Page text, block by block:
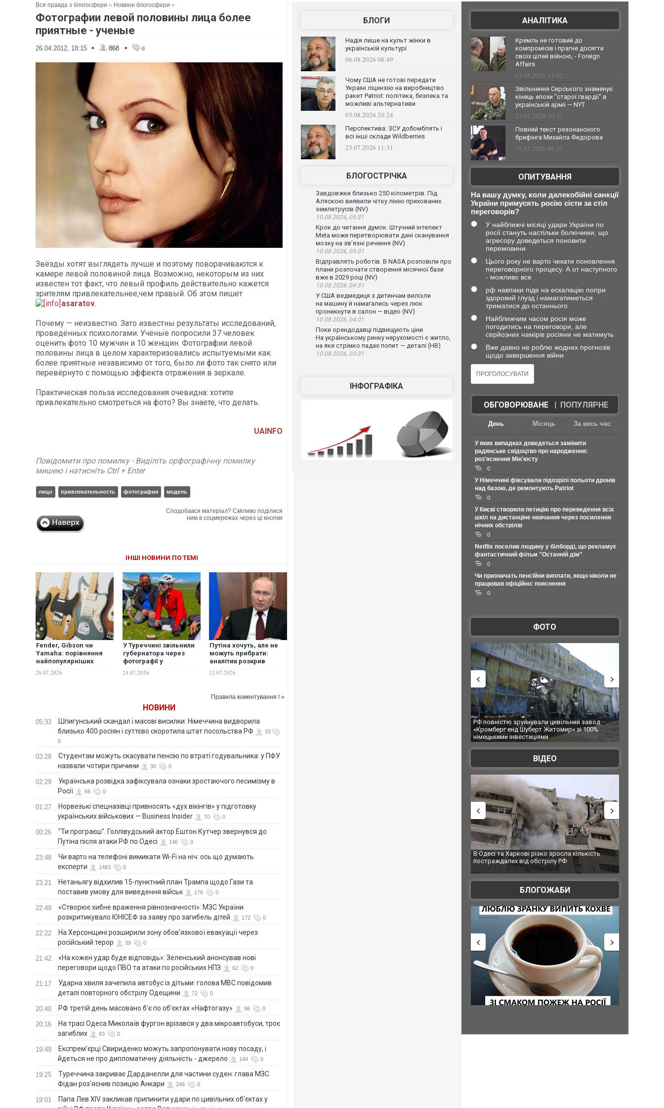
Вся правда з блогосфери » Новини блогосфери »
Фотографии левой половины лица более
приятные - ученые
26.04.2012, 18:15 • 868 • 0
Звёзды хотят выглядеть лучше и поэтому поворачиваются к
камере левой половиной лица. Возможно, некоторым из них
известен тот факт, что левый профиль действительно кажется
зрителям привлекательнее,чем правый. Об этом пишет
asaratov.
Почему — неизвестно. Зато известны результаты исследований,
проведённых психологами. Учёные попросили 37 человек
оценить фото 10 мужчин и 10 женщин. Фотографии левой
половины лица в целом характеризовались испытуемыми как
более приятные независимо от того, было ли фото так снято или
перевёрнуто с помощью эффекта отражения в зеркале.
Практическая польза исследования очевидна: хотите
привлекательно смотреться на фото? Вы знаете, что делать.
UAINFO
Повідомити про помилку - Виділіть орфографічну помилку
мишею і натисніть Ctrl + Enter
лицо привлекательность фотография модель
Сподобався матеріал? Сміливо поділися
ним в соцмережах через ці кнопки
ІНШІ НОВИНИ ПО ТЕМІ
Fender, Gibson чи
Yamaha: порівняння
найпопулярніших
гітарних брендів
28.07.2026
У Туреччині звільнили
губернатора через
фотографії у
велосипедних лосинах
24.07.2026
Путіна хочуть, але не
можуть прибрати:
аналітик розкрив
приховані процеси в
Кремлі
12.07.2026
Правила коментування ! »
НОВИНИ
05:33
Шпигунський скандал і масові висилки: Німеччина видворила
близько 400 росіян і суттєво скоротила штат посольства РФ
33
0
03:28
Студентам можуть скасувати пенсію по втраті годувальника: у ПФУ
назвали чотири причини
30 0
02:29
Українська розвідка зафіксувала ознаки зростаючого песимізму в
Росії
66 0
01:27
Норвезькі спецназівці привносять «дух вікінгів» у підготовку
українських військових — Business Insider
70 0
00:26
"Ти програєш". Голлівудський актор Ештон Кутчер звернувся до
Путіна після атаки РФ по Одесі
146 0
23:48
Чи варто на телефонi вимикати Wi-Fi на ніч: ось що думають
експерти
1483 0
23:21
Нетаньягу відхилив 15-пунктний план Трампа щодо Гази та
поставив умову для виведення військ
176 0
22:49
«Створює хибне враження рівнозначності»: МЗС України
розкритикувало ЮНІСЕФ за заяву про загибель дітей
172 0
22:22
На Херсонщині розширили зону обов’язкової евакуації через
російський терор
39 0
21:42
«На кожен удар буде відповідь»: Зеленський анонсував нові
переговори щодо ПВО та атаки по російських НПЗ
62 0
21:17
Ударна хвиля зачепила автобус із дітьми: голова МВС повідомив
деталі повторного обстрілу Одещини
72 0
20:40 РФ третій день масовано б'є по об'єктах «Нафтогазу» 98 0
20:16
На трасі Одеса Миколаїв фургон врізався у два мікроавтобуси, троє
загиблих
83 0
19:49
Експрем'єрці Свириденко можуть запропонувати нову посаду, і
йдеться не про дипломатичну діяльність - джерело
144 0
19:25
Туреччина закриває Дарданелли для частини суден: глава МЗС
Фідан роз'яснив позицію Анкари
246 0
19:01
Папа Лев XIV закликав припинити удари по цивільних об'єктах у
БЛОГИ
Надія лише на культ жінки в
українській культурі
06.08.2026 08:49
Чому США не готові передати
Україні ліцензію на виробництво
ракет Patriot: політика, безпека та
можливі альтернативи
03.08.2026 20:24
Перспектива: ЗСУ добомблять і
всі інші склади Wildberries
23.07.2026 11:31
БЛОГОСТРІЧКА
Завдовжки близько 250 кілометрів. Під
Аляскою виявили чітку лінію прихованих
землетрусів (NV)
10.08.2026, 05:31
Крок до читання думок. Штучний інтелект
Meta може перетворювати дані сканування
мозку на зв’язні речення (NV)
10.08.2026, 05:01
Відправлять роботів. В NASA розповіли про
плани розпочати створення місячної бази
вже в 2029 році (NV)
10.08.2026, 04:31
У США ведмедиця з дитинчам вилізли
на машину й намагались через люк
проникнути в салон — відео (NV)
10.08.2026, 04:01
Поки орендодавці підвищують ціни.
На українському ринку нерухомості є житло,
на яке стрімко падає попит — деталі (НВ)
10.08.2026, 03:31
ІНФОГРАФІКА
АНАЛІТИКА
Кремль не готовий до
компромісів і прагне досягти
своїх цілей війною, - Foreign
Affairs
03.08.2026 13:02
Звільнення Сирського знаменує
кінець епохи "старої гвардії" в
українській армії — NYT
23.07.2026 10:32
Повний текст резонансного
брифінга Михайла Федорова
18.07.2026 09:27
ОПИТУВАННЯ
На вашу думку, коли далекобійні санкції
України примусять росію сісти за стіл
переговорів?
У найближчі місяці удари України по
росії стануть настільки болючими, що
агресору доведеться поновити
перемовини
Цього року не варто чекати поновлення
переговорного процесу. А от наступного
- можливо все
рф навпаки піде на ескалацію попри
здоровий глузд і намагатиметься
триматися до останнього
Найближчим часом росія може
погодитись на переговори, але
серйозних намірів росіяни не матимуть
Вже давно не роблю жодних прогнозів
щодо завершення війни
ОБГОВОРЮВАНЕ| ПОПУЛЯРНЕ
День Місяць За весь час
У яких випадках доведеться замінити
радянське свідоцтво про народження:
роз'яснення Мін'юсту
0
У Німеччині фіксували підозрілі польоти дронів
над базою, де ремонтують Patriot
0
У Києві створили петицію про переведення всіх
шкіл на дистанціне навчання через посилення
нічних обстрілів
0
Netflix поселив людину у білборді, що рекламує
фантастичний фільм "Останній дім"
0
Чи призначать пенсійни виплати, якщо ніколи не
працював офіційно: пояснення
0
ФОТО
В Одесі та Харкові різко зросла кількість
постраждалих від обстрілу РФ
ВІДЕО
У парламенті Косово прем'єра закидали яйцями
БЛОГОЖАБИ